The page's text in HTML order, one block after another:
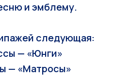
и эмблему.
следующая:
— «Юнги»
— «Матросы»